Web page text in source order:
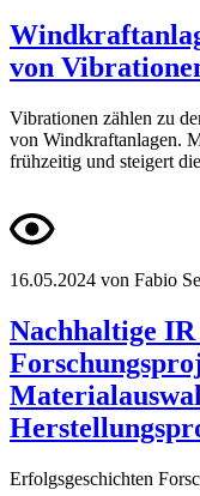
von
Vibrationen zählen zu
von Windkraftanlagen.
frühzeitig und steigert
16.05.2024 von Fabio
Nachhaltige
Erfolgsgeschichten